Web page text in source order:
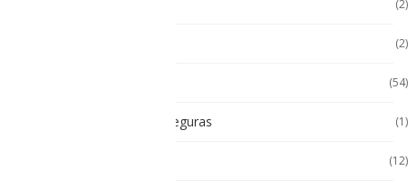
(2)
(2)
(54)
Lampara Intrínsicamente seguras (1)
(12)